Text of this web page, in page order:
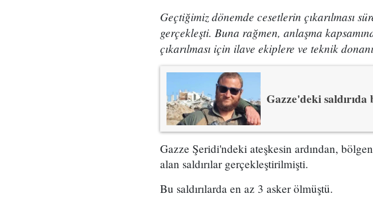
Geçtiğimiz dönemde cesetlerin çıkarılması
gerçekleşti. Buna rağmen, anlaşma
çıkarılması için ilave ekiplere ve teknik
Gazze'deki
Gazze Şeridi'ndeki ateşkesin ardından,
alan saldırılar gerçekleştirilmişti.
Bu saldırılarda en az 3 asker ölmüştü.